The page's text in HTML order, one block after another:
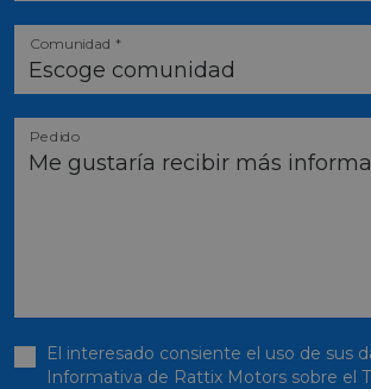
Comunidad *
Pedido
El interesado consiente el uso de sus
Informativa de Rattix Motors sobre el